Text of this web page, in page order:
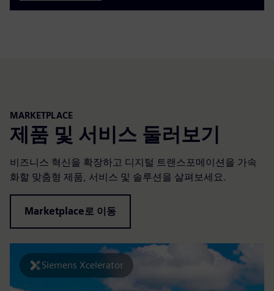
MARKETPLACE
제품 및 서비스 둘러보기
비즈니스 혁신을 확장하고 디지털 트랜스포메이션을 가속
화할 맞춤형 제품, 서비스 및 솔루션을 살펴보세요.
Marketplace로 이동
Siemens Xcelerator